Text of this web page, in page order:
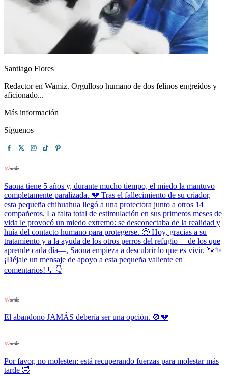
Santiago Flores
Redactor en Wamiz. Orgulloso humano de dos felinos engreídos y
aficionado...
Más información
Síguenos
Saona tiene 5 años y, durante mucho tiempo, el miedo la mantuvo
completamente paralizada. 💔 Tras el fallecimiento de su criador,
esta pequeña chihuahua llegó a una protectora junto a otros 14
compañeros. La falta total de estimulación en sus primeros meses de
vida le provocó un miedo extremo: se desconectaba de la realidad y
huía del contacto humano para protegerse. 🥺 Hoy, gracias a su
tratamiento y a la ayuda de los otros perros del refugio —de los que
aprende cada día—, Saona empieza a descubrir lo que es vivir. 🐾✨
¡Déjale un mensaje de apoyo a esta pequeña valiente en
comentarios! 💬👇
El abandono JAMÁS debería ser una opción. 🚫💔
Por favor, no molesten: está recuperando fuerzas para molestar más
tarde 🤣